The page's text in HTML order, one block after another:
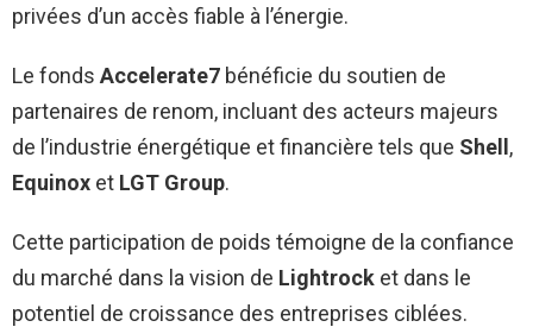
privées d’un accès fiable à l’énergie.
Le fonds Accelerate7 bénéficie du soutien de
partenaires de renom, incluant des acteurs majeurs
de l’industrie énergétique et financière tels que Shell,
Equinox et LGT Group.
Cette participation de poids témoigne de la confiance
du marché dans la vision de Lightrock et dans le
potentiel de croissance des entreprises ciblées.